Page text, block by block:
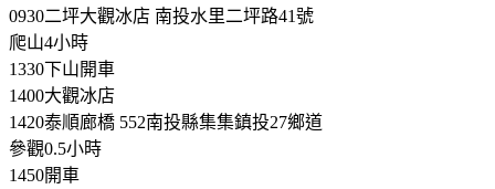
0930二坪大觀冰店 南投水里二坪路41號
爬山4小時
1330下山開車
1400大觀冰店
1420泰順廊橋 552南投縣集集鎮投27鄉道
參觀0.5小時
1450開車